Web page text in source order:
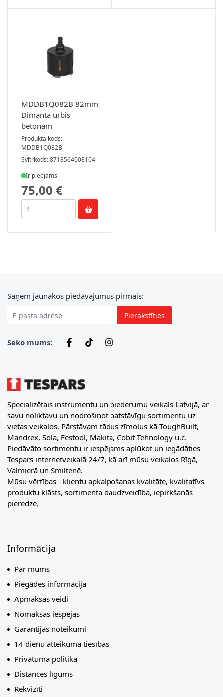
MDDB1Q082B 82mm
Dimanta urbis
betonam
Produkta kods:
MDDB1Q082B
Svītrkods: 8718564008104
Ir pieejams
75,00 €
E-pasta adrese
Saņem jaunākos piedāvājumus pirmais:
Pierakstīties
Seko mums:
Specializētais instrumentu un piederumu veikals Latvijā, ar
savu noliktavu un nodrošinot patstāvīgu sortimentu uz
vietas veikalos. Pārstāvam tādus zīmolus kā ToughBuilt,
Mandrex, Sola, Festool, Makita, Cobit Tehnology u.c.
Piedāvāto sortimentu ir iespējams aplūkot un iegādāties
Tespars internetveikalā 24/7, kā arī mūsu veikalos Rīgā,
Valmierā un Smiltenē.
Mūsu vērtības - klientu apkalpošanas kvalitāte, kvalitatīvs
produktu klāsts, sortimenta daudzveidība, iepirkšanās
pieredze.
Informācija
Par mums
Piegādes informācija
Apmaksas veidi
Nomaksas iespējas
Garantijas noteikumi
14 dienu atteikuma tiesības
Privātuma politika
Distances līgums
Rekvizīti